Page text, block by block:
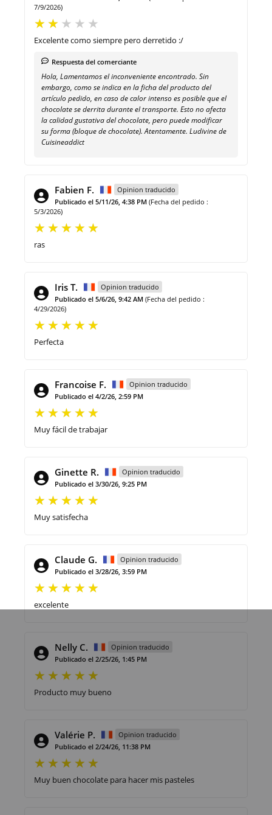
7/9/2026)
Excelente como siempre pero derretido :/
Respuesta del comerciante
Hola, Lamentamos el inconveniente encontrado. Sin
embargo, como se indica en la ficha del producto del
artículo pedido, en caso de calor intenso es posible que el
chocolate se derrita durante el transporte. Esto no afecta
la calidad gustativa del chocolate, pero puede modificar
su forma (bloque de chocolate). Atentamente. Ludivine de
Cuisineaddict
Fabien F.
Opinion traducido
Publicado el 5/11/26, 4:38 PM (Fecha del pedido :
5/3/2026)
ras
Iris T.
Opinion traducido
Publicado el 5/6/26, 9:42 AM (Fecha del pedido :
4/29/2026)
Perfecta
Francoise F.
Opinion traducido
Publicado el 4/2/26, 2:59 PM
Muy fácil de trabajar
Ginette R.
Opinion traducido
Publicado el 3/30/26, 9:25 PM
Muy satisfecha
Claude G.
Opinion traducido
Publicado el 3/28/26, 3:59 PM
excelente
Nelly C.
Opinion traducido
Publicado el 2/25/26, 1:45 PM
Producto muy bueno
Valérie P.
Opinion traducido
Publicado el 2/24/26, 11:38 PM
Muy buen chocolate para hacer mis pasteles